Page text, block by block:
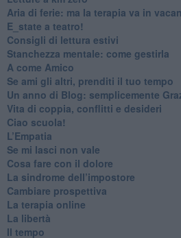
​Aria di ferie: ma la terapia va in
​E_state a teatro!
​Consigli di lettura estivi
​Stanchezza mentale: come gestirla
​A come Amico
​Se ami gli altri, prenditi il tuo tempo
​Un anno di Blog: semplicemente
​Vita di coppia, conflitti e desideri
​Ciao scuola!
​L’Empatia
​Se mi lasci non vale
Cosa fare con il dolore
​La sindrome dell’impostore
​Cambiare prospettiva
La terapia online
La libertà
​Il tempo